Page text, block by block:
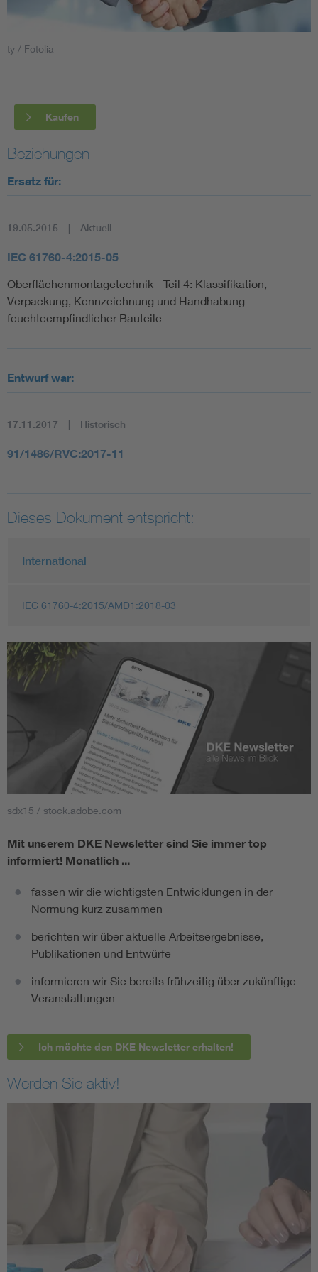
Blitzschutz: DIN EN 62305 in der Übersicht
Circular Economy für mehr Ressourceneffizienz
Cybersecurity in der Industrieautomatisierung
DIN VDE 0100 für sichere Elektroinstallationen
ty / Fotolia
Kaufen
Beziehungen
Ersatz für:
19.05.2015 Aktuell
IEC 61760-4:2015-05
Oberflächenmontagetechnik - Teil 4: Klassifikation,
Verpackung, Kennzeichnung und Handhabung
feuchteempfindlicher Bauteile
Entwurf war:
17.11.2017 Historisch
91/1486/RVC:2017-11
Dieses Dokument entspricht:
International
IEC 61760-4:2015/AMD1:2018-03
sdx15 / stock.adobe.com
Mit unserem DKE Newsletter sind Sie immer top
informiert! Monatlich ...
fassen wir die wichtigsten Entwicklungen in der
Normung kurz zusammen
berichten wir über aktuelle Arbeitsergebnisse,
Publikationen und Entwürfe
informieren wir Sie bereits frühzeitig über zukünftige
Veranstaltungen
Ich möchte den DKE Newsletter erhalten!
Werden Sie aktiv!